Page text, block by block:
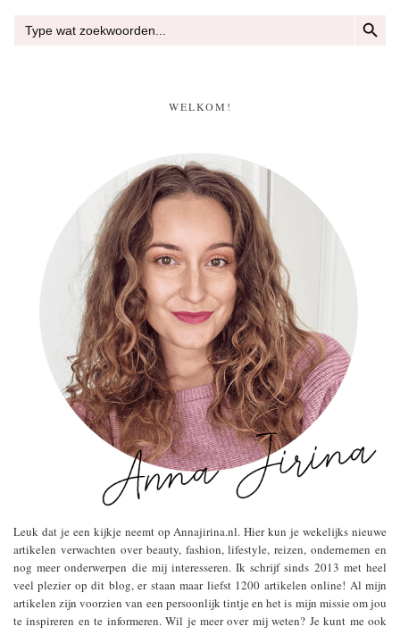
naar:
WELKOM!
Leuk dat je een kijkje neemt op Annajirina.nl. Hier kun je wekelijks nieuwe
artikelen verwachten over beauty, fashion, lifestyle, reizen, ondernemen en
nog meer onderwerpen die mij interesseren. Ik schrijf sinds 2013 met heel
veel plezier op dit blog, er staan maar liefst 1200 artikelen online! Al mijn
artikelen zijn voorzien van een persoonlijk tintje en het is mijn missie om jou
te inspireren en te informeren. Wil je meer over mij weten? Je kunt me ook